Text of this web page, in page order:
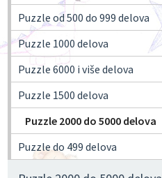
Puzzle od 500 do 999 delova
Puzzle 1000 delova
Puzzle 6000 i više delova
Puzzle 1500 delova
Puzzle 2000 do 5000 delova
Puzzle do 499 delova